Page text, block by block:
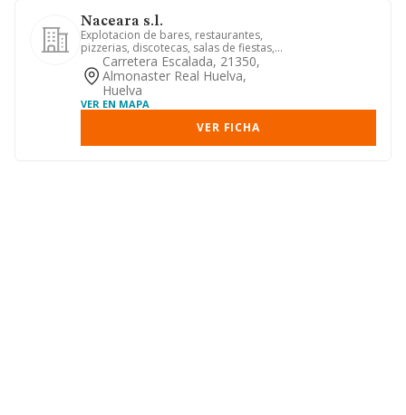
Naceara s.l.
Explotacion de bares, restaurantes,
pizzerias, discotecas, salas de fiestas,
pubs, explotacion turi...
Carretera Escalada, 21350,
Almonaster Real Huelva,
Huelva
VER EN MAPA
VER FICHA